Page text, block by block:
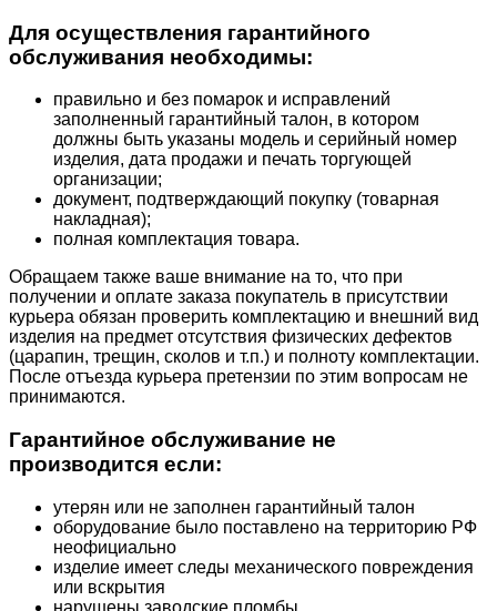
Для осуществления гарантийного
обслуживания необходимы:
правильно и без помарок и исправлений
заполненный гарантийный талон, в котором
должны быть указаны модель и серийный номер
изделия, дата продажи и печать торгующей
организации;
документ, подтверждающий покупку (товарная
накладная);
полная комплектация товара.
Обращаем также ваше внимание на то, что при
получении и оплате заказа покупатель в присутствии
курьера обязан проверить комплектацию и внешний вид
изделия на предмет отсутствия физических дефектов
(царапин, трещин, сколов и т.п.) и полноту комплектации.
После отъезда курьера претензии по этим вопросам не
принимаются.
Гарантийное обслуживание не
производится если:
утерян или не заполнен гарантийный талон
оборудование было поставлено на территорию РФ
неофициально
изделие имеет следы механического повреждения
или вскрытия
нарушены заводские пломбы